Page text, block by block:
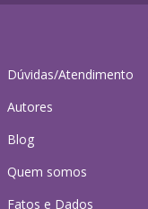
Dúvidas/Atendimento
Autores
Blog
Quem somos
Fatos e Dados